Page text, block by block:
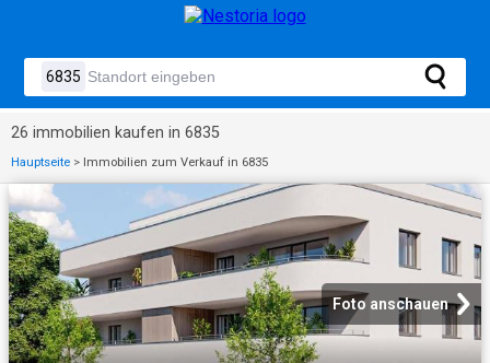
26 immobilien kaufen in 6835
Hauptseite > Immobilien zum Verkauf in 6835
Foto anschauen